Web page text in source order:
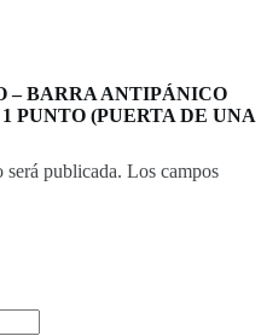
– BARRA ANTIPÁNICO
PUNTO (PUERTA DE UNA
publicada. Los campos